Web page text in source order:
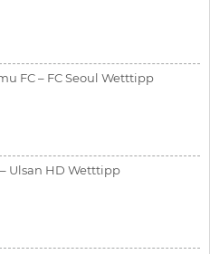
FC – FC Seoul Wetttipp
Ulsan HD Wetttipp